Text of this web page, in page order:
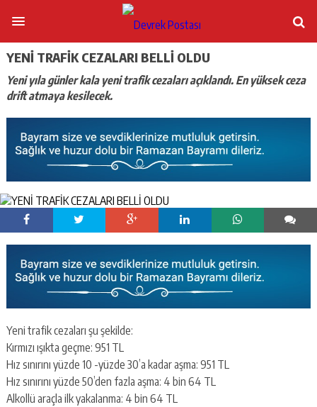
YENİ TRAFİK CEZALARI BELLİ OLDU
Yeni yıla günler kala yeni trafik cezaları açıklandı. En yüksek ceza
drift atmaya kesilecek.
Yeni trafik cezaları şu şekilde:
Kırmızı ışıkta geçme: 951 TL
Hız sınırını yüzde 10 -yüzde 30’a kadar aşma: 951 TL
Hız sınırını yüzde 50’den fazla aşma: 4 bin 64 TL
Alkollü araçla ilk yakalanma: 4 bin 64 TL